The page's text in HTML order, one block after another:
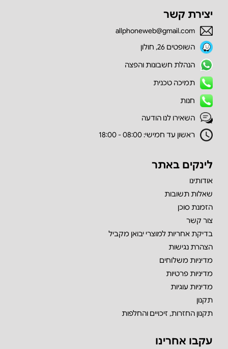
יצירת קשר
allphoneweb@gmail.com
השופטים 26, חולון
הנהלת חשבונות והפצה
תמיכה טכנית
חנות
השאירו לנו הודעה
ראשון עד חמישי: 08:00 - 18:00
לינקים באתר
אודותינו
שאלות תשובות
הזמנת סוכן
צור קשר
בדיקת אחריות למוצרי יבואן מקביל
הצהרת נגישות
מדיניות משלוחים
מדיניות פרטיות
מדיניות עוגיות
תקנון
תקנון החזרות, זיכויים והחלפות
עקבו אחרינו